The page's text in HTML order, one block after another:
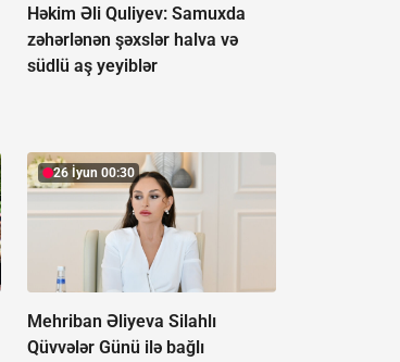
Həkim Əli Quliyev: Samuxda
zəhərlənən şəxslər halva və
südlü aş yeyiblər
26 İyun 00:30
Mehriban Əliyeva Silahlı
Qüvvələr Günü ilə bağlı